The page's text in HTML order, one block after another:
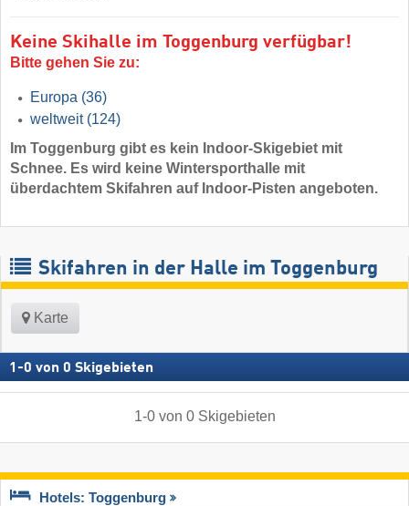
Keine Skihalle im Toggenburg verfügbar!
Bitte gehen Sie zu:
Europa (36)
weltweit(124)
Im Toggenburg gibt es kein Indoor-Skigebiet mit
Schnee. Es wird keine Wintersporthalle mit
überdachtem Skifahren auf Indoor-Pisten angeboten.
Skifahren in der Halle im Toggenburg
Karte
1 -0 von 0 Skigebieten
1-0von 0 Skigebieten
Hotels: Toggenburg